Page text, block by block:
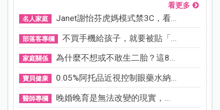
看更多
名人家庭 Janet謝怡芬虎媽模式禁3C，看...
部落客專欄 不買手機給孩子，就要被貼「...
家庭關係 為什麼不想或不敢生二胎？這8...
寶貝健康 0.05%阿托品近視控制眼藥水納...
醫師專欄 晚婚晚育是無法改變的現實，...